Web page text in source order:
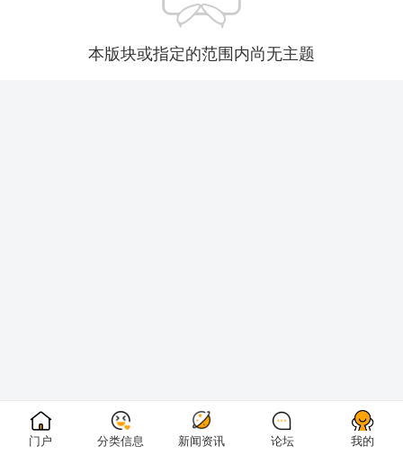
门户 分类信息 新闻资讯 论坛 我的
本版块或指定的范围内尚无主题